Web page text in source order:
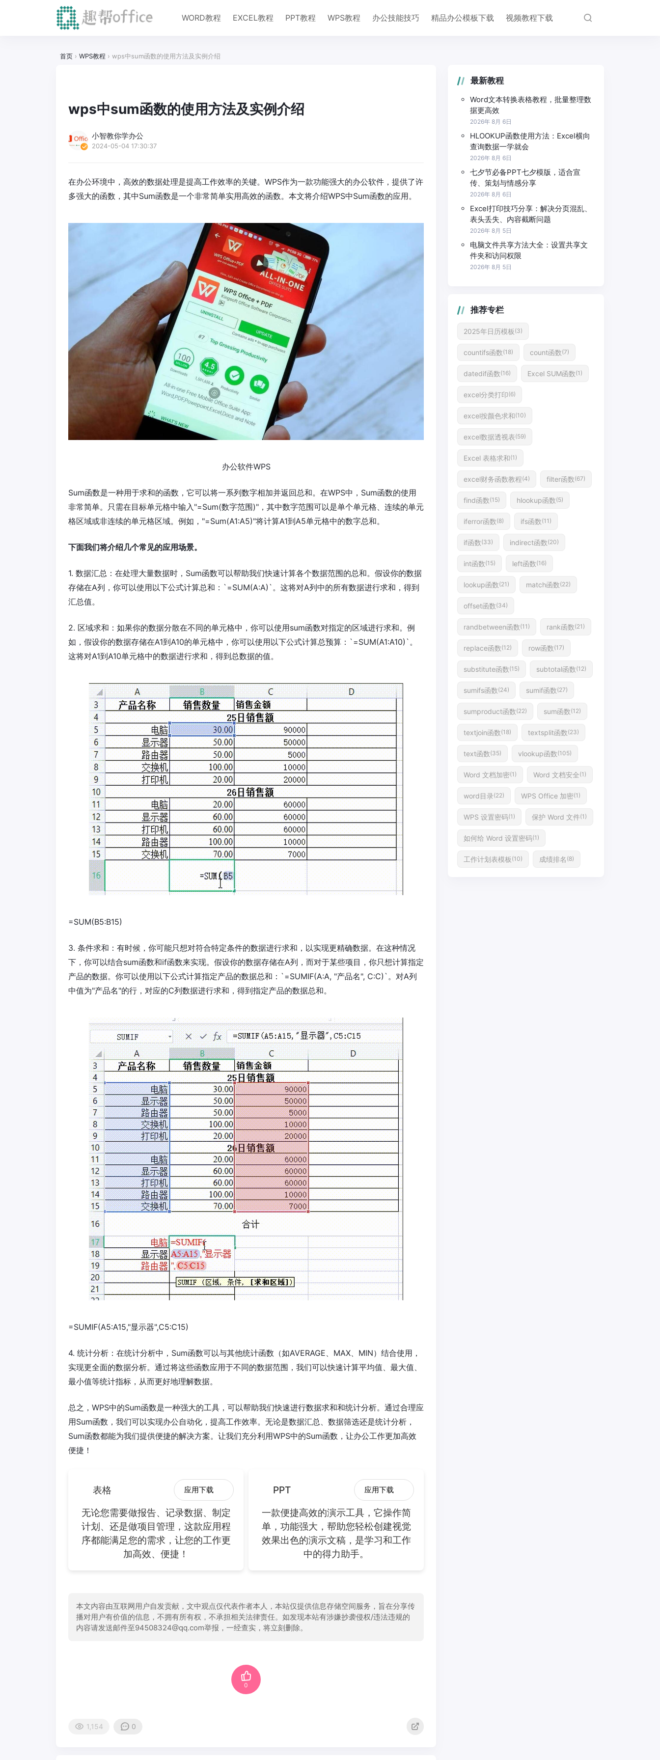
WORD教程 EXCEL教程 PPT教程 WPS教程 办公技能技巧 精品办公模板下载 视频教程下载
首页 › WPS教程 › wps中sum函数的使用方法及实例介绍
wps中sum函数的使用方法及实例介绍
小智教你学办公
2024-05-04 17:30:37
在办公环境中，高效的数据处理是提高工作效率的关键。WPS作为一款功能强大的办公软件，提供了许
多强大的函数，其中Sum函数是一个非常简单实用高效的函数。本文将介绍WPS中Sum函数的应用。
办公软件WPS
Sum函数是一种用于求和的函数，它可以将一系列数字相加并返回总和。在WPS中，Sum函数的使用
非常简单。只需在目标单元格中输入"=Sum(数字范围)"，其中数字范围可以是单个单元格、连续的单元
格区域或非连续的单元格区域。例如，"=Sum(A1:A5)"将计算A1到A5单元格中的数字总和。
下面我们将介绍几个常见的应用场景。
1. 数据汇总：在处理大量数据时，Sum函数可以帮助我们快速计算各个数据范围的总和。假设你的数据
存储在A列，你可以使用以下公式计算总和：`=SUM(A:A)`。这将对A列中的所有数据进行求和，得到
汇总值。
2. 区域求和：如果你的数据分散在不同的单元格中，你可以使用sum函数对指定的区域进行求和。例
如，假设你的数据存储在A1到A10的单元格中，你可以使用以下公式计算总预算：`=SUM(A1:A10)`。
这将对A1到A10单元格中的数据进行求和，得到总数据的值。
=SUM(B5:B15)
3. 条件求和：有时候，你可能只想对符合特定条件的数据进行求和，以实现更精确数据。在这种情况
下，你可以结合sum函数和if函数来实现。假设你的数据存储在A列，而对于某些项目，你只想计算指定
产品的数据。你可以使用以下公式计算指定产品的数据总和：`=SUMIF(A:A, "产品名", C:C)`。对A列
中值为"产品名"的行，对应的C列数据进行求和，得到指定产品的数据总和。
=SUMIF(A5:A15,"显示器",C5:C15)
4. 统计分析：在统计分析中，Sum函数可以与其他统计函数（如AVERAGE、MAX、MIN）结合使用，
实现更全面的数据分析。通过将这些函数应用于不同的数据范围，我们可以快速计算平均值、最大值、
最小值等统计指标，从而更好地理解数据。
总之，WPS中的Sum函数是一种强大的工具，可以帮助我们快速进行数据求和和统计分析。通过合理应
用Sum函数，我们可以实现办公自动化，提高工作效率。无论是数据汇总、数据筛选还是统计分析，
Sum函数都能为我们提供便捷的解决方案。让我们充分利用WPS中的Sum函数，让办公工作更加高效
便捷！
表格 应用下载
无论您需要做报告、记录数据、制定
计划、还是做项目管理，这款应用程
序都能满足您的需求，让您的工作更
加高效、便捷！
PPT 应用下载
一款便捷高效的演示工具，它操作简
单，功能强大，帮助您轻松创建视觉
效果出色的演示文稿，是学习和工作
中的得力助手。
本文内容由互联网用户自发贡献，文中观点仅代表作者本人，本站仅提供信息存储空间服务，旨在分享传
播对用户有价值的信息，不拥有所有权，不承担相关法律责任。如发现本站有涉嫌抄袭侵权/违法违规的
内容请发送邮件至94508324@qq.com举报，一经查实，将立刻删除。
0
1,154 0
最新教程
Word文本转换表格教程，批量整理数
据更高效
2026年 8月 6日
HLOOKUP函数使用方法：Excel横向
查询数据一学就会
2026年 8月 6日
七夕节必备PPT七夕模版，适合宣
传、策划与情感分享
2026年 8月 6日
Excel打印技巧分享：解决分页混乱、
表头丢失、内容截断问题
2026年 8月 5日
电脑文件共享方法大全：设置共享文
件夹和访问权限
2026年 8月 5日
推荐专栏
2025年日历模板 (3)
countifs函数(18) count函数(7)
datedif函数(16) Excel SUM函数(1)
excel分类打印(6)
excel按颜色求和(10)
excel数据透视表(59)
Excel 表格求和(1)
excel财务函数教程(4) filter函数(67)
find函数(15) hlookup函数(5)
iferror函数(8) ifs函数(11)
if函数(33) indirect函数(20)
int函数(15) left函数(16)
lookup函数(21) match函数(22)
offset函数(34)
randbetween函数(11) rank函数(21)
replace函数(12) row函数(17)
substitute函数(15) subtotal函数(12)
sumifs函数(24) sumif函数(27)
sumproduct函数(22) sum函数(12)
textjoin函数(18) textsplit函数(23)
text函数(35) vlookup函数(105)
Word 文档加密(1) Word 文档安全(1)
word目录(22) WPS Office 加密(1)
WPS 设置密码(1) 保护 Word 文件(1)
如何给 Word 设置密码(1)
工作计划表模板 (10) 成绩排名 (8)